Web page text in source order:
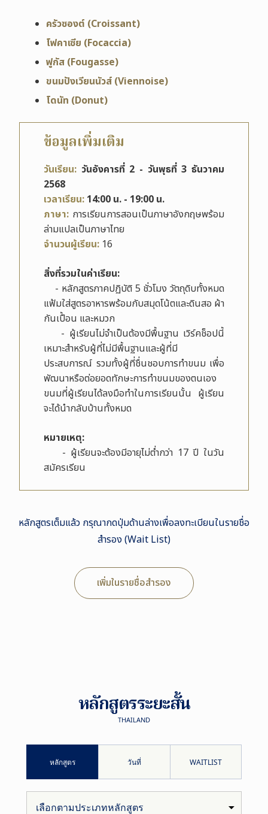
ครัวซองต์ (Croissant)
โฟคาเซีย (Focaccia)
ฟูกัส (Fougasse)
ขนมปังเวียนนัวส์ (Viennoise)
โดนัท (Donut)
ข้อมูลเพิ่มเติม
วันเรียน: วันอังคารที่ 2 - วันพุธที่ 3 ธันวาคม
2568
เวลาเรียน: 14:00 น. - 19:00 น.
ภาษา: การเรียนการสอนเป็นภาษาอังกฤษพร้อม
ล่ามแปลเป็นภาษาไทย
จำนวนผู้เรียน: 16
สิ่งที่รวมในค่าเรียน:
- หลักสูตรภาคปฏิบัติ 5 ชั่วโมง วัตถุดิบทั้งหมด
แฟ้มใส่สูตรอาหารพร้อมกับสมุดโน้ตและดินสอ ผ้า
กันเปื้อน และหมวก
- ผู้เรียนไม่จำเป็นต้องมีพื้นฐาน เวิร์คช็อปนี้
เหมาะสำหรับผู้ที่ไม่มีพื้นฐานและผู้ที่มี
ประสบการณ์ รวมทั้งผู้ที่ชื่นชอบการทำขนม เพื่อ
พัฒนาหรือต่อยอดทักษะการทำขนมของตนเอง
ขนมที่ผู้เรียนได้ลงมือทำในการเรียนนั้น ผู้เรียน
จะได้นำกลับบ้านทั้งหมด
หมายเหตุ:
- ผู้เรียนจะต้องมีอายุไม่ต่ำกว่า 17 ปี ในวัน
สมัครเรียน
หลักสูตรเต็มแล้ว กรุณากดปุ่มด้านล่างเพื่อลงทะเบียนในรายชื่อ
สำรอง (Wait List)
เพิ่มในรายชื่อสำรอง
หลักสูตรระยะสั้น
THAILAND
หลักสูตร วันที่ WAITLIST